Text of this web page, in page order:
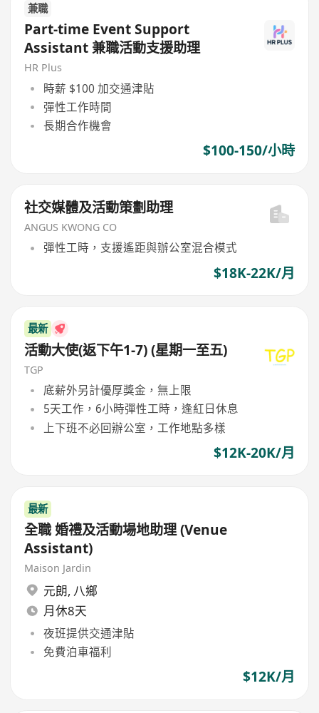
兼職
Part-time Event Support
Assistant 兼職活動支援助理
HR Plus
時薪 $100 加交通津貼
彈性工作時間
長期合作機會
$100-150/小時
社交媒體及活動策劃助理
ANGUS KWONG CO
彈性工時，支援遙距與辦公室混合模式
$18K-22K/月
最新
活動大使(返下午1-7) (星期一至五)
TGP
底薪外另計優厚獎金，無上限
5天工作，6小時彈性工時，逢紅日休息
上下班不必回辦公室，工作地點多樣
$12K-20K/月
最新
全職 婚禮及活動場地助理 (Venue
Assistant)
Maison Jardin
元朗, 八鄉
月休8天
夜班提供交通津貼
免費泊車福利
$12K/月